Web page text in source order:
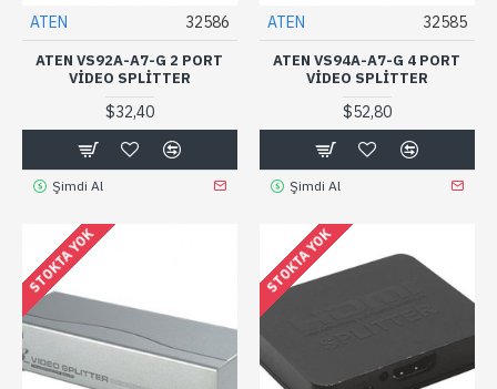
ATEN 32586
ATEN VS92A-A7-G 2 PORT
VIDEO SPLITTER
$32,40
Şimdi Al
ATEN 32585
ATEN VS94A-A7-G 4 PORT
VIDEO SPLITTER
$52,80
Şimdi Al
STOKTA YOK STOKTA YOK